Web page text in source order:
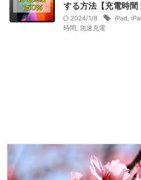
する方法【充電時間
2024/1/8 iPad
時間
急速充電